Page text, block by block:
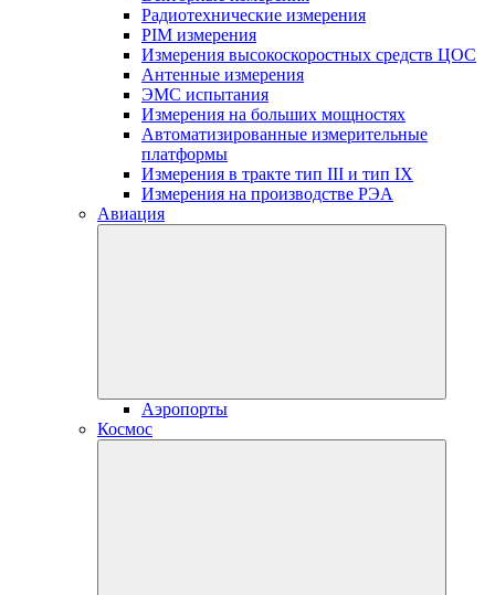
Радиотехнические измерения
PIM измерения
Измерения высокоскоростных средств ЦОС
Антенные измерения
ЭМС испытания
Измерения на больших мощностях
Автоматизированные измерительные
платформы
Измерения в тракте тип III и тип IX
Измерения на производстве РЭА
Авиация
Аэропорты
Космос